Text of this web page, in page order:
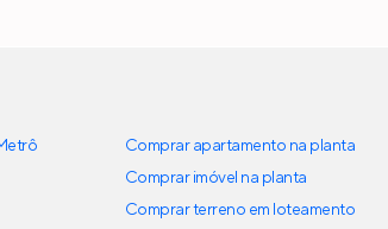
Comprar apartamento na planta
Comprar imóvel na planta
Comprar terreno em loteamento